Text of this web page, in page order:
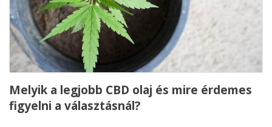
Melyik a legjobb CBD olaj és mire érdemes
figyelni a választásnál?